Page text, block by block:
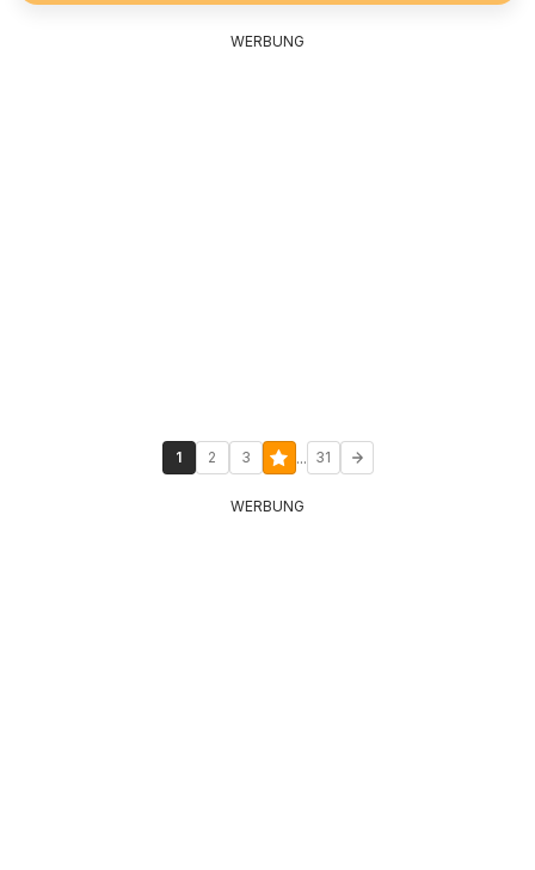
WERBUNG
1 2 3 ... 31
WERBUNG